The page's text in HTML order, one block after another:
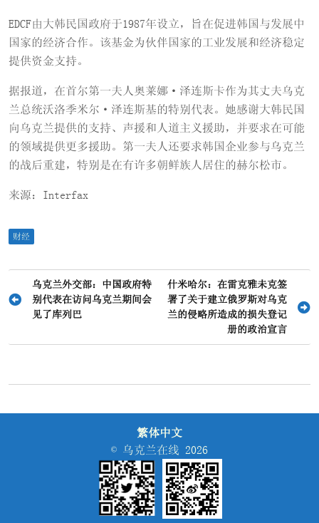
EDCF由大韩民国政府于1987年设立，旨在促进韩国与发展中
国家的经济合作。该基金为伙伴国家的工业发展和经济稳定
提供资金支持。
据报道，在首尔第一夫人奥莱娜·泽连斯卡作为其丈夫乌克
兰总统沃洛季米尔·泽连斯基的特别代表。她感谢大韩民国
向乌克兰提供的支持、声援和人道主义援助，并要求在可能
的领域提供更多援助。第一夫人还要求韩国企业参与乌克兰
的战后重建，特别是在有许多朝鲜族人居住的赫尔松市。
来源：Interfax
财经
章
航
乌克兰外交部：中国政府特
别代表在访问乌克兰期间会
见了库列巴
什米哈尔：在雷克雅未克签
署了关于建立俄罗斯对乌克
兰的侵略所造成的损失登记
册的政治宣言
繁体中文
© 乌克兰在线 2026